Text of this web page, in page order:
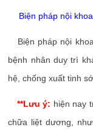
Biện pháp nội khoa
Biện pháp nội
bệnh nhân duy trì
hệ, chống xuất tinh
**Lưu ý: hiện nay
chữa liệt dương,